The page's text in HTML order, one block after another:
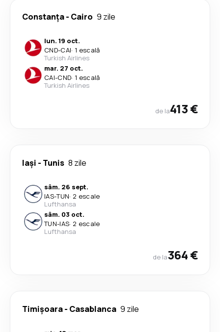
Constanța- Cairo 9 zile
lun. 19 oct.
CND-CAI· 1 escală
Turkish Airlines
mar. 27 oct.
CAI-CND· 1 escală
Turkish Airlines
de la413 €
Iași - Tunis 8 zile
sâm. 26 sept.
IAS-TUN· 2 escale
Lufthansa
sâm. 03 oct.
TUN-IAS· 2 escale
Lufthansa
de la364 €
Timișoara- Casablanca 9 zile